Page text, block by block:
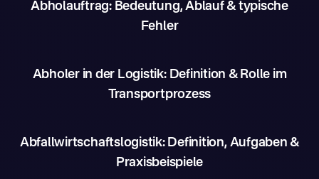
Abholauftrag: Bedeutung, Ablauf & typische
Fehler
Abholer in der Logistik: Definition & Rolle im
Transportprozess
Abfallwirtschaftslogistik: Definition, Aufgaben &
Praxisbeispiele